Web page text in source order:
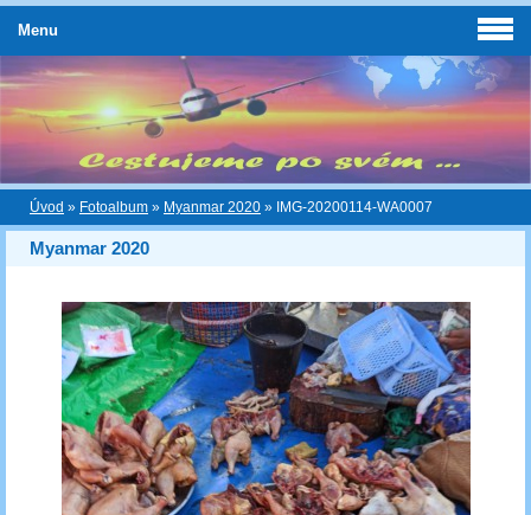
Úvod » Fotoalbum » Myanmar 2020 » IMG-20200114-WA0007
Myanmar 2020
Menu